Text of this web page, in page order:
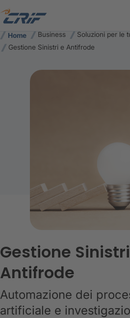
Home Business
Soluzioni per le
Gestione Sinistri e Antifrode
Gestione
Antifrode
Automazione dei
artificiale e